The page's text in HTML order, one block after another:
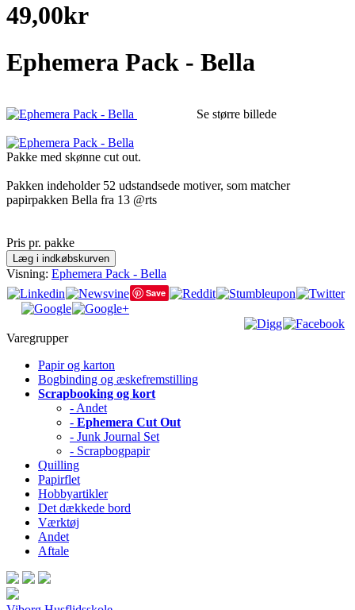
49,00kr
Ephemera Pack - Bella
Se større billede
Pakke med skønne cut out.
Pakken indeholder 52 udstandsede motiver, som matcher
papirpakken Bella fra 13 @rts
Pris pr. pakke
Læg i indkøbskurven
Visning: Ephemera Pack - Bella
Save
Varegrupper
Papir og karton
Bogbinding og æskefremstilling
Scrapbooking og kort
- Andet
- Ephemera Cut Out
- Junk Journal Set
- Scrapbogpapir
Quilling
Papirflet
Hobbyartikler
Det dækkede bord
Værktøj
Andet
Aftale